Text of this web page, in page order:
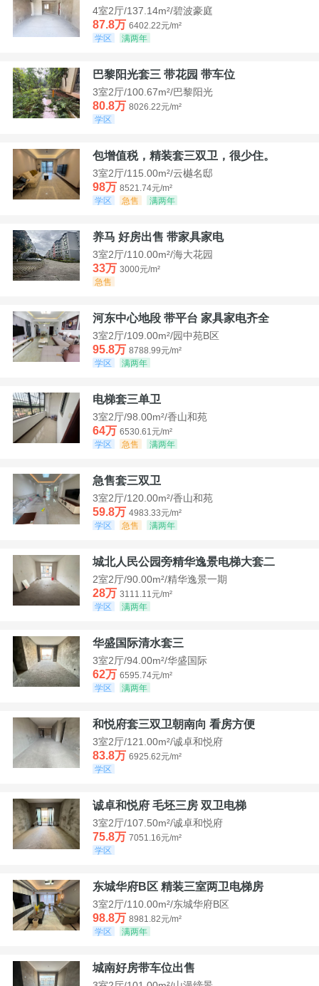
4室2厅/137.14m²/碧波豪庭
87.8万 6402.22元/m²
学区
满两年
巴黎阳光套三 带花园 带车位
3室2厅/100.67m²/巴黎阳光
80.8万 8026.22元/m²
学区
包增值税，精装套三双卫，很少住。
3室2厅/115.00m²/云樾名邸
98万 8521.74元/m²
学区
急售 满两年
养马 好房出售 带家具家电
3室2厅/110.00m²/海大花园
33万 3000元/m²
急售
河东中心地段 带平台 家具家电齐全
3室2厅/109.00m²/园中苑B区
95.8万 8788.99元/m²
学区
满两年
电梯套三单卫
3室2厅/98.00m²/香山和苑
64万 6530.61元/m²
学区
急售 满两年
急售套三双卫
3室2厅/120.00m²/香山和苑
59.8万 4983.33元/m²
学区
急售 满两年
城北人民公园旁精华逸景电梯大套二
2室2厅/90.00m²/精华逸景一期
28万 3111.11元/m²
学区
满两年
华盛国际清水套三
3室2厅/94.00m²/华盛国际
62万 6595.74元/m²
学区
满两年
和悦府套三双卫朝南向 看房方便
3室2厅/121.00m²/诚卓和悦府
83.8万 6925.62元/m²
学区
诚卓和悦府 毛坯三房 双卫电梯
3室2厅/107.50m²/诚卓和悦府
75.8万 7051.16元/m²
学区
东城华府B区 精装三室两卫电梯房
3室2厅/110.00m²/东城华府B区
98.8万 8981.82元/m²
学区
满两年
城南好房带车位出售